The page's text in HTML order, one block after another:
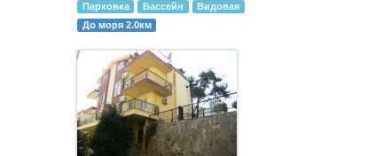
Парковка Бассейн
Видовая
До моря 2.0км